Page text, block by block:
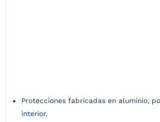
Protecciones fabricadas en aluminio,
interior.